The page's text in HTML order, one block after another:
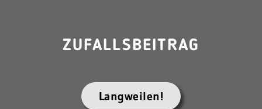
ZUFALLSBEITRAG
Langweilen!